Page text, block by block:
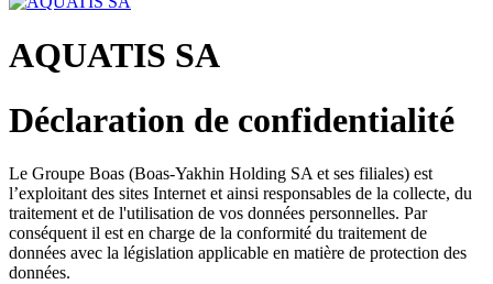
AQUATIS SA
Déclaration de confidentialité
Le Groupe Boas (Boas-Yakhin Holding SA et ses filiales) est
l’exploitant des sites Internet et ainsi responsables de la collecte, du
traitement et de l'utilisation de vos données personnelles. Par
conséquent il est en charge de la conformité du traitement de
données avec la législation applicable en matière de protection des
données.